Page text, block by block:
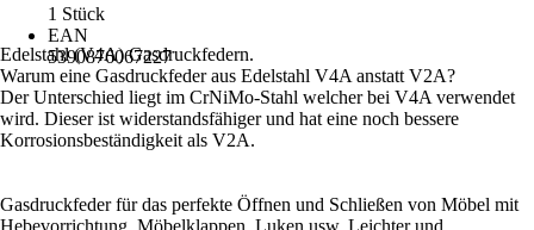
1 Stück
EAN
5390876067227
Edelstahl (V4A) Gasdruckfedern.
Warum eine Gasdruckfeder aus Edelstahl V4A anstatt V2A?
Der Unterschied liegt im CrNiMo-Stahl welcher bei V4A verwendet
wird. Dieser ist widerstandsfähiger und hat eine noch bessere
Korrosionsbeständigkeit als V2A.
Gasdruckfeder für das perfekte Öffnen und Schließen von Möbel mit
Hebevorrichtung, Möbelklappen, Luken usw. Leichter und